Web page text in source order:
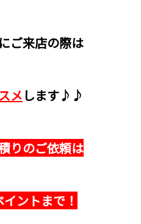
ご来店の際は
メします♪♪
りのご依頼は
ントまで！